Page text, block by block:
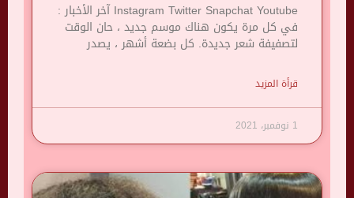
Instagram Twitter Snapchat Youtube آخر الأخبار :
في كل مرة يكون هناك موسم جديد ، حان الوقت
لتصفيفة شعر جديدة. كل بضعة أشهر ، يصدر
قرأة المزيد
1 نوفمبر، 2021